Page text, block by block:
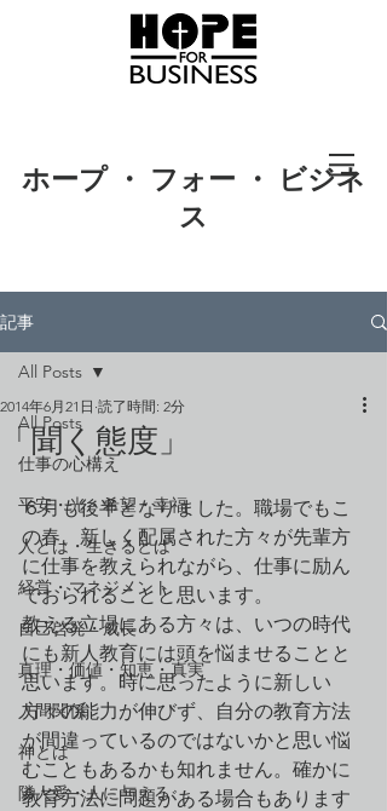
ホープ ・ フォー ・ ビジネ
ス
記事
All Posts
仕事の心構え
平安・光・希望・幸福
人とは・生きるとは
経営・マネジメント
自己啓発・成長
真理・価値・知恵・真実
人間関係
神とは
隣人愛・人に与える
All Posts
「聞く態度」
2014年6月21日 読了時間: 2分
６月も後半となりました。職場でもこ
の春、新しく配属された方々が先輩方
に仕事を教えられながら、仕事に励ん
でおられることと思います。
教える立場にある方々は、いつの時代
にも新人教育には頭を悩ませることと
思います。時に思ったように新しい
方々の能力が伸びず、自分の教育方法
が間違っているのではないかと思い悩
むこともあるかも知れません。確かに
教育方法に問題がある場合もあります